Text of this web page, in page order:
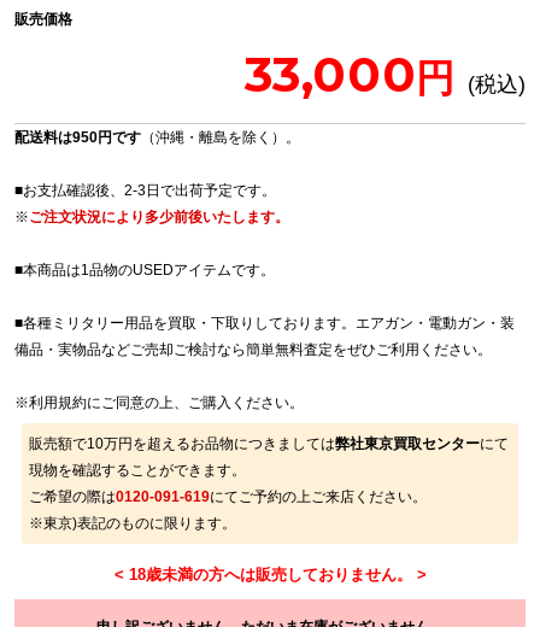
販売価格
33,000
配送料は950円です （沖縄・離島を除く）。
■お支払確認後、2-3日で出荷予定です。
※ご注文状況により多少前後いたします。
■本商品は1品物のUSEDアイテムです。
■各種ミリタリー用品を買取・下取りしております。エアガン・電動ガン・装
備品・実物品などご売却ご検討なら簡単無料査定をぜひご利用ください。
※利用規約にご同意の上、ご購入ください。
販売額で10万円を超えるお品物につきましては弊社東京買取センターにて
現物を確認することができます。
ご希望の際は0120-091-619にてご予約の上ご来店ください。
※東京)表記のものに限ります。